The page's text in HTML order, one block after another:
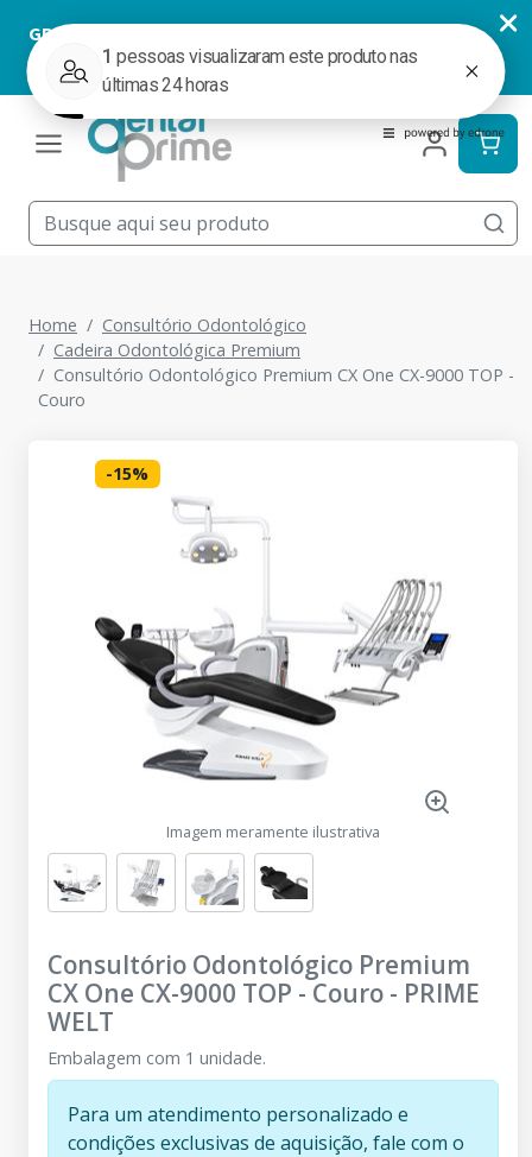
Home
Consultório Odontológico
Cadeira Odontológica Premium
Consultório Odontológico Premium CX One CX-9000 TOP -
Couro
-15%
Imagem meramente ilustrativa
Consultório Odontológico Premium
CX One CX-9000 TOP - Couro - PRIME
WELT
Embalagem com 1 unidade.
Para um atendimento personalizado e
condições exclusivas de aquisição, fale com o